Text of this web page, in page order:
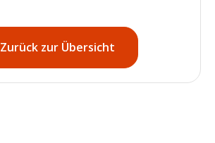
Zurück zur Übersicht